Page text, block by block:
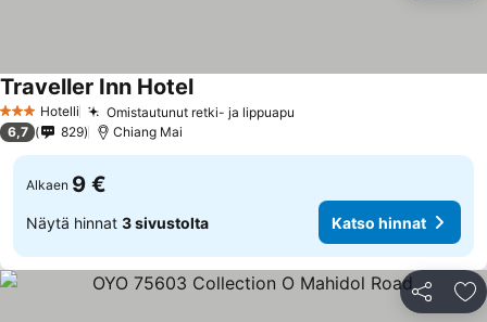
3 Tähtiluokitus
Hotelli Omistautunut retki- ja lippuapu
Traveller Inn Hotel
6,7 829 Chiang Mai
Alkaen 9 €
Näytä hinnat 3 sivustolta Katso hinnat
Jaa